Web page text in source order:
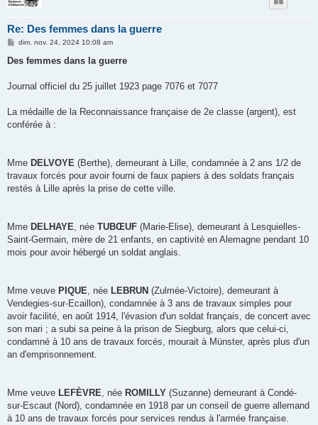
Re: Des femmes dans la guerre
M
s
g
dim. nov. 24, 2024 10:08 am
Des femmes dans la guerre
Journal officiel du 25 juillet 1923 page 7076 et 7077
La médaille de la Reconnaissance française de 2e classe (argent), est
conférée à :
Mme DELVOYE (Berthe), demeurant à Lille, condamnée à 2 ans 1/2 de
travaux forcés pour avoir fourni de faux papiers à des soldats français
restés à Lille après la prise de cette ville.
Mme DELHAYE, née TUBŒUF (Marie-Elise), demeurant à Lesquielles-
Saint-Germain, mère de 21 enfants, en captivité en Alemagne pendant 10
mois pour avoir hébergé un soldat anglais.
Mme veuve PIQUE, née LEBRUN (Zulmée-Victoire), demeurant à
Vendegies-sur-Ecaillon), condamnée à 3 ans de travaux simples pour
avoir facilité, en août 1914, l'évasion d'un soldat français, de concert avec
son mari ; a subi sa peine à la prison de Siegburg, alors que celui-ci,
condamné à 10 ans de travaux forcés, mourait à Münster, après plus d'un
an d'emprisonnement.
Mme veuve LEFÈVRE, née ROMILLY (Suzanne) demeurant à Condé-
sur-Escaut (Nord), condamnée en 1918 par un conseil de guerre allemand
à 10 ans de travaux forcés pour services rendus à l'armée française.